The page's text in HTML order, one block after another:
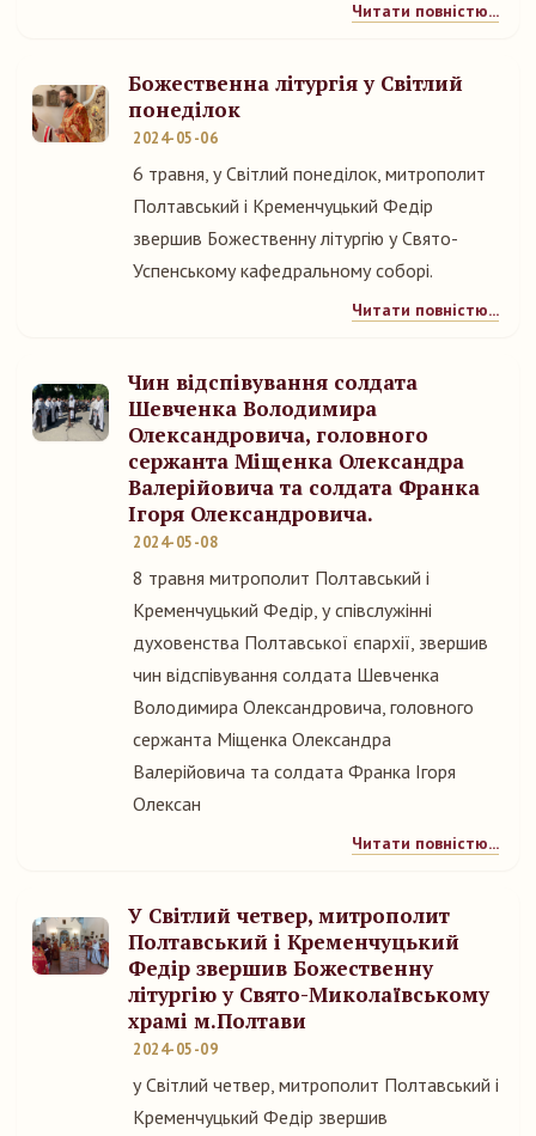
Читати повністю...
Божественна літургія у Світлий
понеділок
2024-05-06
6 травня, у Світлий понеділок, митрополит
Полтавський і Кременчуцький Федір
звершив Божественну літургію у Свято-
Успенському кафедральному соборі.
Читати повністю...
Чин відспівування солдата
Шевченка Володимира
Олександровича, головного
сержанта Міщенка Олександра
Валерійовича та солдата Франка
Ігоря Олександровича.
2024-05-08
8 травня митрополит Полтавський і
Кременчуцький Федір, у співслужінні
духовенства Полтавської єпархії, звершив
чин відспівування солдата Шевченка
Володимира Олександровича, головного
сержанта Міщенка Олександра
Валерійовича та солдата Франка Ігоря
Олексан
Читати повністю...
У Світлий четвер, митрополит
Полтавський і Кременчуцький
Федір звершив Божественну
літургію у Свято-Миколаївському
храмі м.Полтави
2024-05-09
у Світлий четвер, митрополит Полтавський і
Кременчуцький Федір звершив